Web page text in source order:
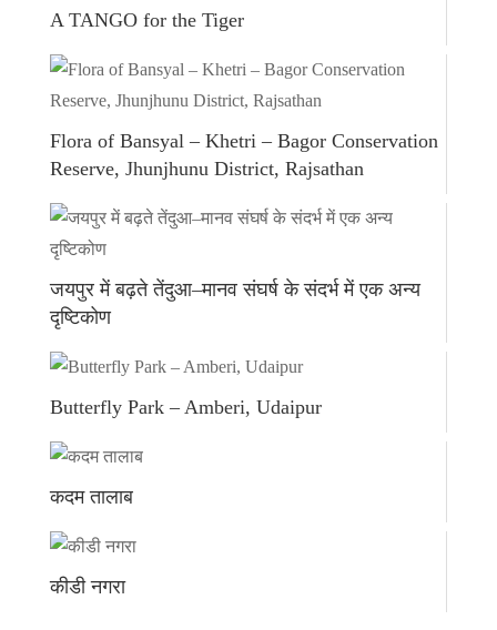
A TANGO for the Tiger
Flora of Bansyal – Khetri – Bagor Conservation
Reserve, Jhunjhunu District, Rajsathan
जयपुर में बढ़ते तेंदुआ–मानव संघर्ष के संदर्भ में एक अन्य
दृष्टिकोण
Butterfly Park – Amberi, Udaipur
कदम तालाब
कीडी नगरा